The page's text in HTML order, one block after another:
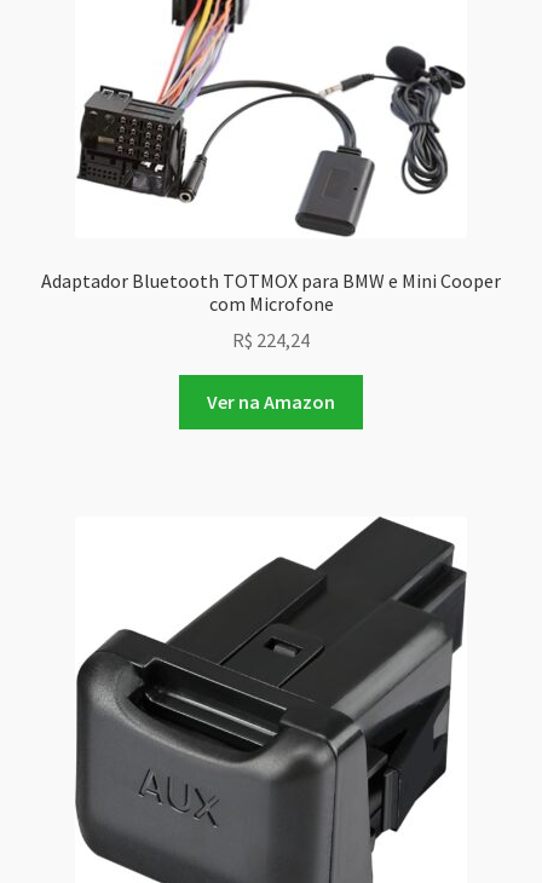
Adaptador Bluetooth TOTMOX para BMW e Mini Cooper
com Microfone
R$ 224,24
Ver na Amazon